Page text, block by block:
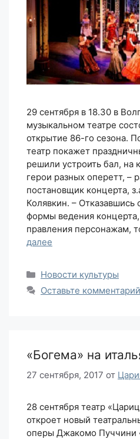
29 сентября в 18.30 в
музыкальном театре
открытие 86-го сезона.
театр покажет
решили устроить бал, на
герои разных оперетт, –
постановщик концерта,
Колявкин. – Отказавшись
формы ведения
правления персонажам,
далее
Рубрики
Новости культуры
Оставьте комментарий
«Богема» на
27 сентября, 2017 от
28 сентября театр
откроет новый
оперы Джакомо Пуччини